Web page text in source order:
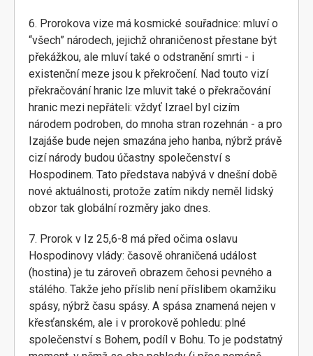
6. Prorokova vize má kosmické souřadnice: mluví o
“všech” národech, jejichž ohraničenost přestane být
překážkou, ale mluví také o odstranění smrti - i
existenční meze jsou k překročení. Nad touto vizí
překračování hranic lze mluvit také o překračování
hranic mezi nepřáteli: vždyť Izrael byl cizím
národem podroben, do mnoha stran rozehnán - a pro
Izajáše bude nejen smazána jeho hanba, nýbrž právě
cizí národy budou účastny společenství s
Hospodinem. Tato představa nabývá v dnešní době
nové aktuálnosti, protože zatím nikdy neměl lidský
obzor tak globální rozměry jako dnes.
7. Prorok v Iz 25,6-8 má před očima oslavu
Hospodinovy vlády: časově ohraničená událost
(hostina) je tu zároveň obrazem čehosi pevného a
stálého. Takže jeho příslib není příslibem okamžiku
spásy, nýbrž času spásy. A spása znamená nejen v
křesťanském, ale i v prorokově pohledu: plné
společenství s Bohem, podíl v Bohu. To je podstatný